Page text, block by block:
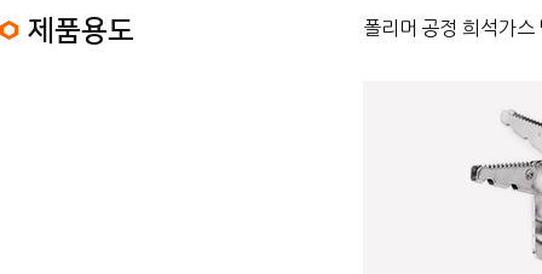
제품용도 폴리머 공정 희석가